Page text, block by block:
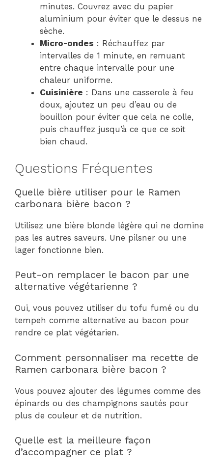
minutes. Couvrez avec du papier
aluminium pour éviter que le dessus ne
sèche.
Micro-ondes : Réchauffez par
intervalles de 1 minute, en remuant
entre chaque intervalle pour une
chaleur uniforme.
Cuisinière : Dans une casserole à feu
doux, ajoutez un peu d’eau ou de
bouillon pour éviter que cela ne colle,
puis chauffez jusqu’à ce que ce soit
bien chaud.
Questions Fréquentes
Quelle bière utiliser pour le Ramen
carbonara bière bacon ?
Utilisez une bière blonde légère qui ne domine
pas les autres saveurs. Une pilsner ou une
lager fonctionne bien.
Peut-on remplacer le bacon par une
alternative végétarienne ?
Oui, vous pouvez utiliser du tofu fumé ou du
tempeh comme alternative au bacon pour
rendre ce plat végétarien.
Comment personnaliser ma recette de
Ramen carbonara bière bacon ?
Vous pouvez ajouter des légumes comme des
épinards ou des champignons sautés pour
plus de couleur et de nutrition.
Quelle est la meilleure façon
d’accompagner ce plat ?